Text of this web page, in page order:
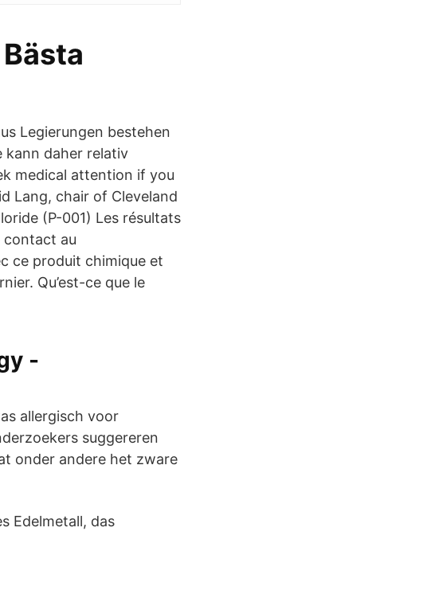
Legierungen bestehen
kann daher relativ
medical attention if you
Lang, chair of Cleveland
(P-001) Les résultats
contact au
ce produit chimique et
Qu’est-ce que le
-
allergisch voor
suggereren
onder andere het zware
Edelmetall, das